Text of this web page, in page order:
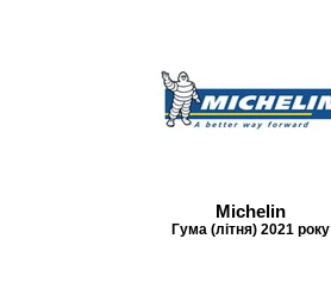
Michelin
Гума (літня) 2021 року